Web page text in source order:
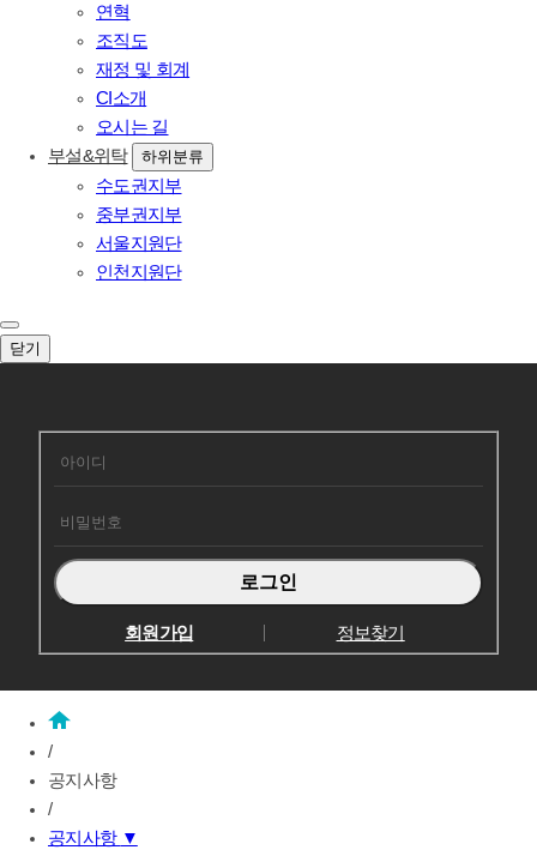
연혁
조직도
재정 및 회계
CI소개
오시는 길
부설&위탁
하위분류
수도권지부
중부권지부
서울지원단
인천지원단
닫기
회원가입 정보찾기
/
공지사항
/
공지사항 ▼